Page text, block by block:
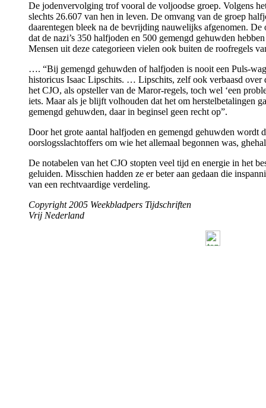
De jodenvervolging trof vooral de voljoodse groep. Volgens
slechts 26.607 van hen in leven. De omvang van de groep
daarentegen bleek na de bevrijding nauwelijks afgenomen.
dat de nazi’s 350 halfjoden en 500 gemengd gehuwden
Mensen uit deze categorieen vielen ook buiten de roofregels
…. “Bij gemengd gehuwden of halfjoden is nooit een Puls-
historicus Isaac Lipschits. … Lipschits, zelf ook verbaasd over
het CJO, als opsteller van de Maror-regels, toch wel ‘een
iets. Maar als je blijft volhouden dat het om herstelbetalingen
gemengd gehuwden, daar in beginsel geen recht op”.
Door het grote aantal halfjoden en gemengd gehuwden wordt
oorslogsslachtoffers om wie het allemaal begonnen was,
De notabelen van het CJO stopten veel tijd en energie in het
geluiden. Misschien hadden ze er beter aan gedaan die
van een rechtvaardige verdeling.
Copyright 2005 Weekbladpers Tijdschriften
Vrij Nederland